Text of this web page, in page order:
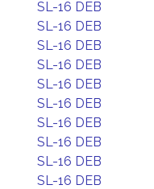
SL-16 DEB
SL-16 DEB
SL-16 DEB
SL-16 DEB
SL-16 DEB
SL-16 DEB
SL-16 DEB
SL-16 DEB
SL-16 DEB
SL-16 DEB